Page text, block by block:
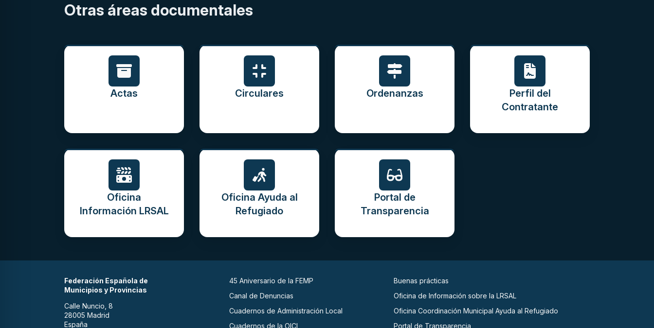
Otras áreas documentales
Actas Circulares Ordenanzas
Perfil del
Contratante
Oficina
Información LRSAL
Oficina Ayuda al
Refugiado
Portal de
Transparencia
Federación Española de
Municipios y Provincias
Calle Nuncio, 8
28005 Madrid
España
45 Aniversario de la FEMP
Canal de Denuncias
Cuadernos de Administración Local
Cuadernos de la OICI
Buenas prácticas
Oficina de Información sobre la LRSAL
Oficina Coordinación Municipal Ayuda al Refugiado
Portal de Transparencia